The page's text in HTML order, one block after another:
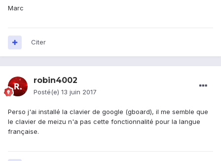
Marc
Citer
robin4002
Posté(e) 13 juin 2017
Perso j'ai installé la clavier de google (gboard), il me semble que
le clavier de meizu n'a pas cette fonctionnalité pour la langue
française.